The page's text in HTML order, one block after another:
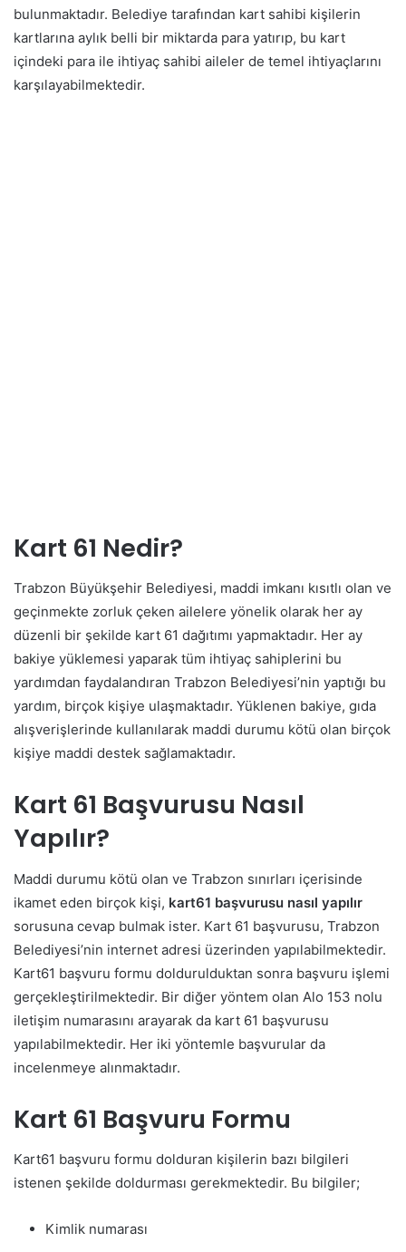
bulunmaktadır. Belediye tarafından kart sahibi kişilerin
kartlarına aylık belli bir miktarda para yatırıp, bu kart
içindeki para ile ihtiyaç sahibi aileler de temel ihtiyaçlarını
karşılayabilmektedir.
Kart 61 Nedir?
Trabzon Büyükşehir Belediyesi, maddi imkanı kısıtlı olan ve
geçinmekte zorluk çeken ailelere yönelik olarak her ay
düzenli bir şekilde kart 61 dağıtımı yapmaktadır. Her ay
bakiye yüklemesi yaparak tüm ihtiyaç sahiplerini bu
yardımdan faydalandıran Trabzon Belediyesi’nin yaptığı bu
yardım, birçok kişiye ulaşmaktadır. Yüklenen bakiye, gıda
alışverişlerinde kullanılarak maddi durumu kötü olan birçok
kişiye maddi destek sağlamaktadır.
Kart 61 Başvurusu Nasıl
Yapılır?
Maddi durumu kötü olan ve Trabzon sınırları içerisinde
ikamet eden birçok kişi, kart61 başvurusu nasıl yapılır
sorusuna cevap bulmak ister. Kart 61 başvurusu, Trabzon
Belediyesi’nin internet adresi üzerinden yapılabilmektedir.
Kart61 başvuru formu doldurulduktan sonra başvuru işlemi
gerçekleştirilmektedir. Bir diğer yöntem olan Alo 153 nolu
iletişim numarasını arayarak da kart 61 başvurusu
yapılabilmektedir. Her iki yöntemle başvurular da
incelenmeye alınmaktadır.
Kart 61 Başvuru Formu
Kart61 başvuru formu dolduran kişilerin bazı bilgileri
istenen şekilde doldurması gerekmektedir. Bu bilgiler;
Kimlik numarası